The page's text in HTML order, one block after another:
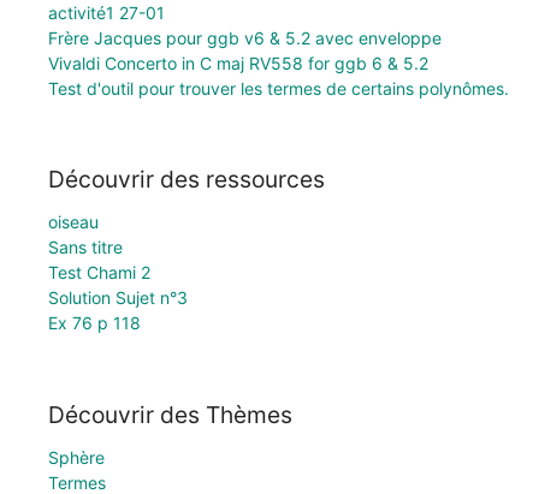
activité1 27-01
Frère Jacques pour ggb v6 & 5.2 avec enveloppe
Vivaldi Concerto in C maj RV558 for ggb 6 & 5.2
Test d'outil pour trouver les termes de certains polynômes.
Découvrir des ressources
oiseau
Sans titre
Test Chami 2
Solution Sujet n°3
Ex 76 p 118
Découvrir des Thèmes
Sphère
Termes